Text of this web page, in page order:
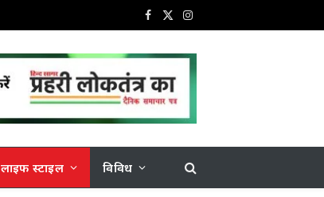
Facebook
X
Instagram
लाइफ स्टाइल विविध